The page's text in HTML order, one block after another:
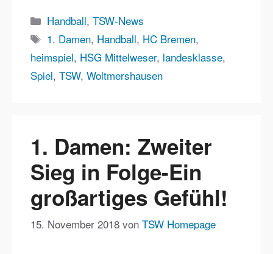
Kategorien
Handball,TSW-News
Schlagwörter
1. Damen, Handball, HC Bremen,
heimspiel, HSG Mittelweser, landesklasse,
Spiel, TSW, Woltmershausen
1. Damen: Zweiter
Sieg in Folge-Ein
großartiges Gefühl!
15. November 2018 von TSW Homepage